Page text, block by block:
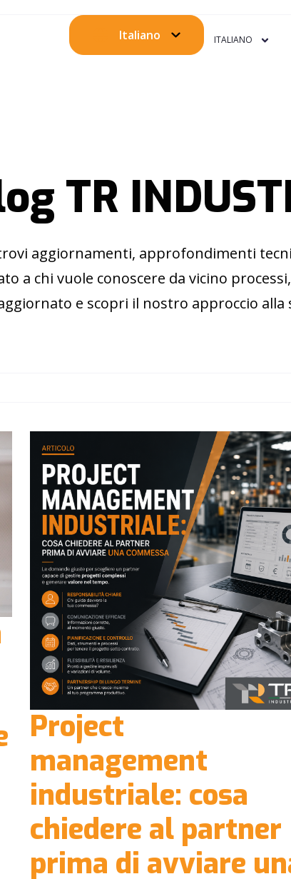
Italiano ITALIANO
TR
aggiornamenti, approfondimenti
a chi vuole conoscere da vicino
e scopri il nostro approccio
Project
management
industriale: cosa
chiedere al partner
prima di avviare